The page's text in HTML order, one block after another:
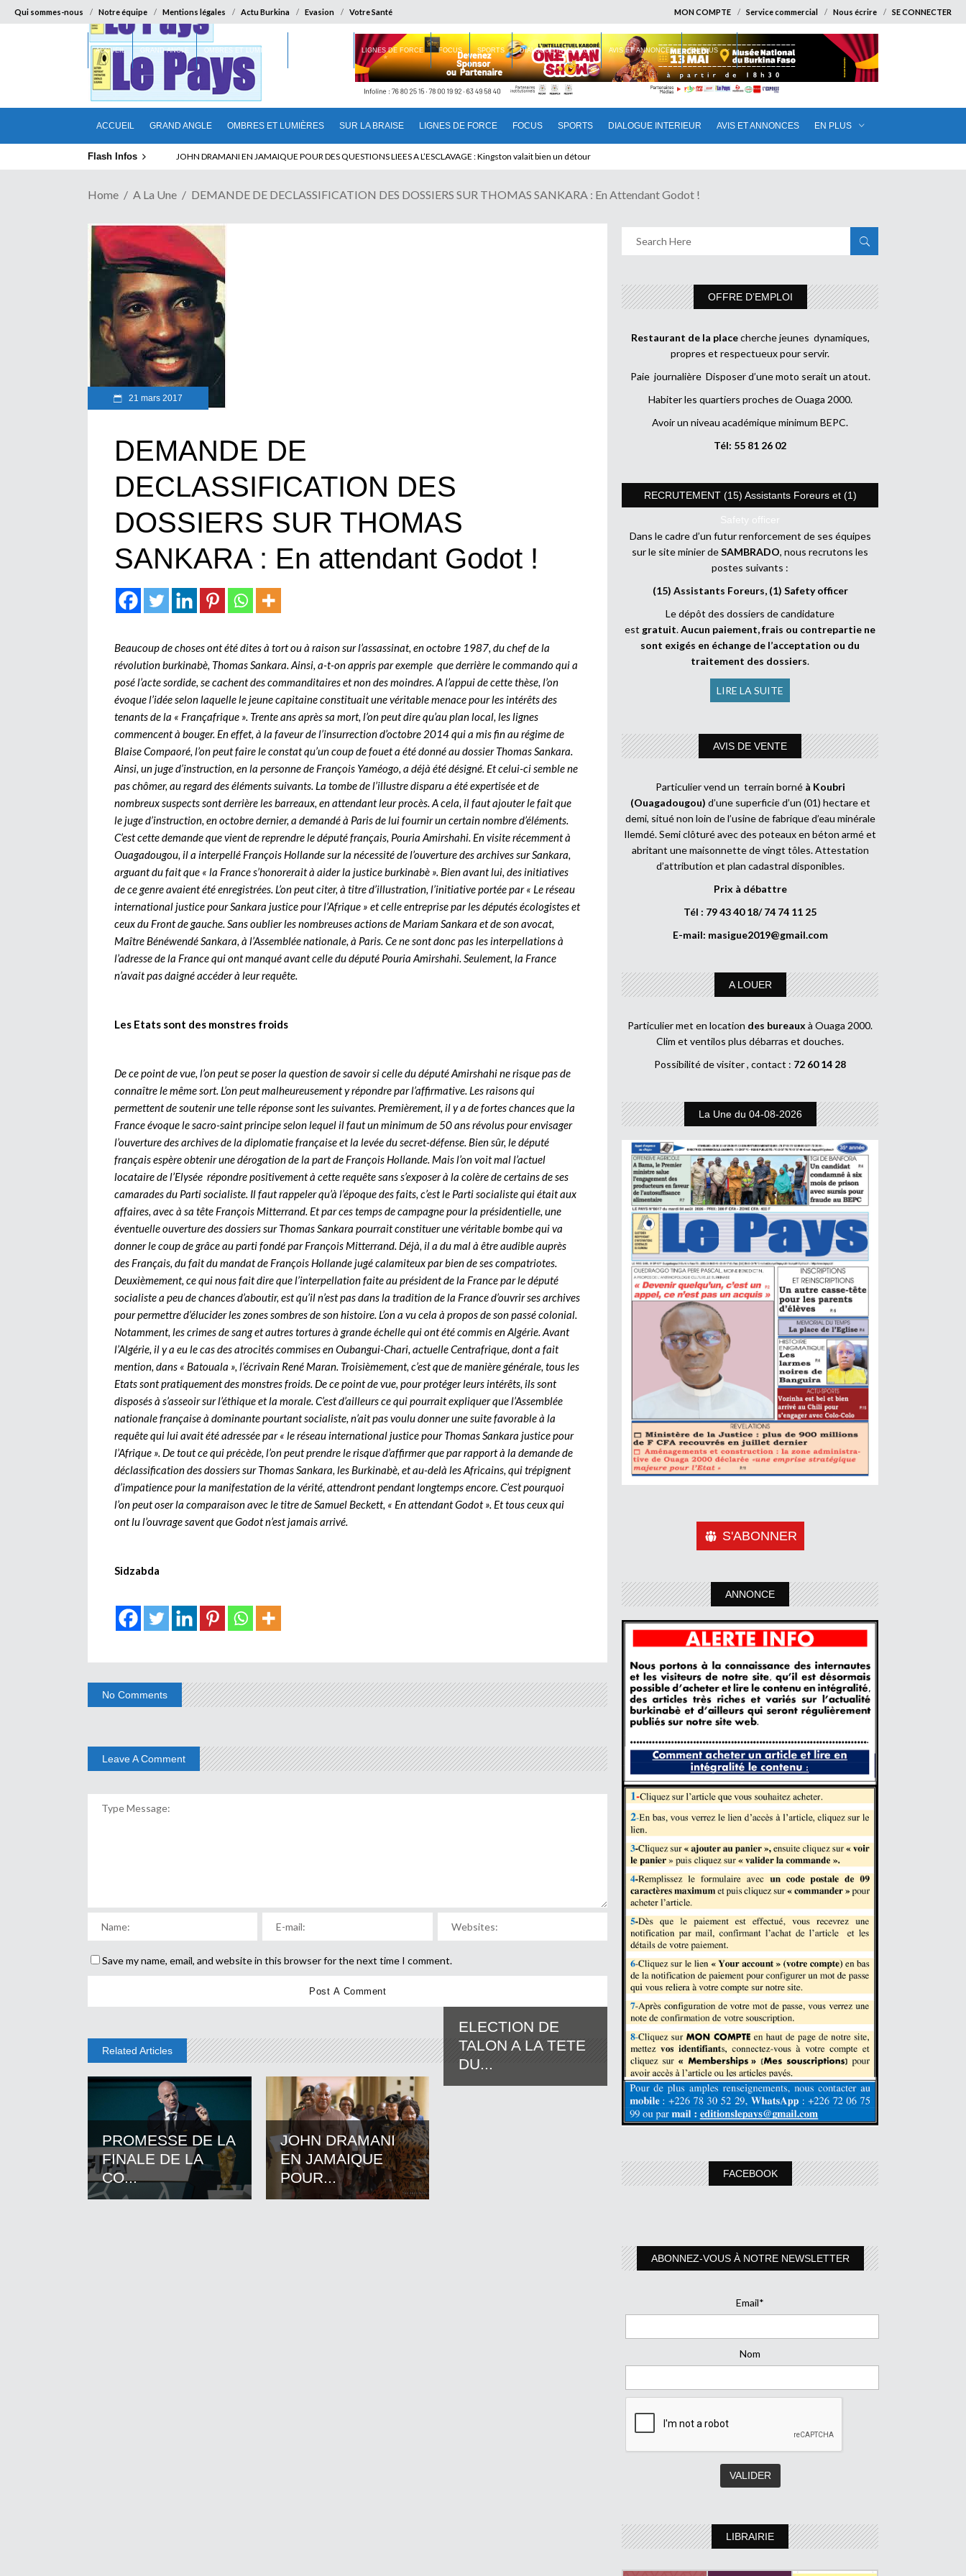
Qui sommes-nous Notre équipe Mentions légales Actu Burkina Evasion Votre Santé MON COMPTE Service commercial Nous écrire SE CONNECTER
ACCUEIL GRAND ANGLE OMBRES ET LUMIÈRES SUR LA BRAISE LIGNES DE FORCE FOCUS SPORTS DIALOGUE INTERIEUR AVIS ET ANNONCES EN PLUS
ACCUEIL GRAND ANGLE OMBRES ET LUMIÈRES LIGNES DE FORCE FOCUS SPORTS DIALOGUE INTERIEUR AVIS ET ANNONCES EN PLUS
Flash Infos ELECTION DE TALON A LA TETE DU SENAT BENINOIS : Quand Patrice quitte le pouvoir sans partir !
Home A La Une DEMANDE DE DECLASSIFICATION DES DOSSIERS SUR THOMAS SANKARA : En Attendant Godot !
21 mars 2017
DEMANDE DE
DECLASSIFICATION DES
DOSSIERS SUR THOMAS
SANKARA : En attendant Godot !
Beaucoup de choses ont été dites à tort ou à raison sur l’assassinat, en octobre 1987, du chef de la
révolution burkinabè, Thomas Sankara. Ainsi, a-t-on appris par exemple que derrière le commando qui a
posé l’acte sordide, se cachent des commanditaires et non des moindres. A l’appui de cette thèse, l’on
évoque l’idée selon laquelle le jeune capitaine constituait une véritable menace pour les intérêts des
tenants de la « Françafrique ». Trente ans après sa mort, l’on peut dire qu’au plan local, les lignes
commencent à bouger. En effet, à la faveur de l’insurrection d’octobre 2014 qui a mis fin au régime de
Blaise Compaoré, l’on peut faire le constat qu’un coup de fouet a été donné au dossier Thomas Sankara.
Ainsi, un juge d’instruction, en la personne de François Yaméogo, a déjà été désigné. Et celui-ci semble ne
pas chômer, au regard des éléments suivants. La tombe de l’illustre disparu a été expertisée et de
nombreux suspects sont derrière les barreaux, en attendant leur procès. A cela, il faut ajouter le fait que
le juge d’instruction, en octobre dernier, a demandé à Paris de lui fournir un certain nombre d’éléments.
C’est cette demande que vient de reprendre le député français, Pouria Amirshahi. En visite récemment à
Ouagadougou, il a interpellé François Hollande sur la nécessité de l’ouverture des archives sur Sankara,
arguant du fait que « la France s’honorerait à aider la justice burkinabè ». Bien avant lui, des initiatives
de ce genre avaient été enregistrées. L’on peut citer, à titre d’illustration, l’initiative portée par « Le réseau
international justice pour Sankara justice pour l’Afrique » et celle entreprise par les députés écologistes et
ceux du Front de gauche. Sans oublier les nombreuses actions de Mariam Sankara et de son avocat,
Maître Bénéwendé Sankara, à l’Assemblée nationale, à Paris. Ce ne sont donc pas les interpellations à
l’adresse de la France qui ont manqué avant celle du député Pouria Amirshahi. Seulement, la France
n’avait pas daigné accéder à leur requête.
Les Etats sont des monstres froids
De ce point de vue, l’on peut se poser la question de savoir si celle du député Amirshahi ne risque pas de
connaître le même sort. L’on peut malheureusement y répondre par l’affirmative. Les raisons qui
permettent de soutenir une telle réponse sont les suivantes. Premièrement, il y a de fortes chances que la
France évoque le sacro-saint principe selon lequel il faut un minimum de 50 ans révolus pour envisager
l’ouverture des archives de la diplomatie française et la levée du secret-défense. Bien sûr, le député
français espère obtenir une dérogation de la part de François Hollande. Mais l’on voit mal l’actuel
locataire de l’Elysée répondre positivement à cette requête sans s’exposer à la colère de certains de ses
camarades du Parti socialiste. Il faut rappeler qu’à l’époque des faits, c’est le Parti socialiste qui était aux
affaires, avec à sa tête François Mitterrand. Et par ces temps de campagne pour la présidentielle, une
éventuelle ouverture des dossiers sur Thomas Sankara pourrait constituer une véritable bombe qui va
donner le coup de grâce au parti fondé par François Mitterrand. Déjà, il a du mal à être audible auprès
des Français, du fait du mandat de François Hollande jugé calamiteux par bien de ses compatriotes.
Deuxièmement, ce qui nous fait dire que l’interpellation faite au président de la France par le député
socialiste a peu de chances d’aboutir, est qu’il n’est pas dans la tradition de la France d’ouvrir ses archives
pour permettre d’élucider les zones sombres de son histoire. L’on a vu cela à propos de son passé colonial.
Notamment, les crimes de sang et autres tortures à grande échelle qui ont été commis en Algérie. Avant
l’Algérie, il y a eu le cas des atrocités commises en Oubangui-Chari, actuelle Centrafrique, dont a fait
mention, dans « Batouala », l’écrivain René Maran. Troisièmement, c’est que de manière générale, tous les
Etats sont pratiquement des monstres froids. De ce point de vue, pour protéger leurs intérêts, ils sont
disposés à s’asseoir sur l’éthique et la morale. C’est d’ailleurs ce qui pourrait expliquer que l’Assemblée
nationale française à dominante pourtant socialiste, n’ait pas voulu donner une suite favorable à la
requête qui lui avait été adressée par « le réseau international justice pour Thomas Sankara justice pour
l’Afrique ». De tout ce qui précède, l’on peut prendre le risque d’affirmer que par rapport à la demande de
déclassification des dossiers sur Thomas Sankara, les Burkinabè, et au-delà les Africains, qui trépignent
d’impatience pour la manifestation de la vérité, attendront pendant longtemps encore. C’est pourquoi
l’on peut oser la comparaison avec le titre de Samuel Beckett, « En attendant Godot ». Et tous ceux qui
ont lu l’ouvrage savent que Godot n’est jamais arrivé.
Sidzabda
No Comments
Leave A Comment
Save my name, email, and website in this browser for the next time I comment.
Related Articles
PROMESSE DE LA
FINALE DE LA
CO...
JOHN DRAMANI
EN JAMAIQUE
POUR...
ELECTION DE
TALON A LA TETE
DU...
OFFRE D’EMPLOI
Restaurant de la placecherche jeunes dynamiques,
propres et respectueux pour servir.
Paie journalière Disposer d’une moto serait un atout.
Habiter les quartiers proches de Ouaga 2000.
Avoir un niveau académique minimum BEPC.
Tél: 55 81 26 02
RECRUTEMENT (15) Assistants Foreurs et (1)
Safety officer
Dans le cadre d’un futur renforcement de ses équipes
sur le site minier deSAMBRADO, nous recrutons les
postes suivants :
(15) Assistants Foreurs, (1) Safety officer
Le dépôt des dossiers de candidature
est gratuit.Aucun paiement, frais ou contrepartie ne
sont exigés en échange de l’acceptation ou du
traitement des dossiers.
LIRE LA SUITE
AVIS DE VENTE
Particulier vend un terrain borné à Koubri
(Ouagadougou) d’une superficie d’un (01) hectare et
demi, situé non loin de l’usine de fabrique d’eau minérale
Ilemdé. Semi clôturé avec des poteaux en béton armé et
abritant une maisonnette de vingt tôles. Attestation
d’attribution et plan cadastral disponibles.
Prix à débattre
Tél : 79 43 40 18/ 74 74 11 25
E-mail: masigue2019@gmail.com
A LOUER
Particulier met en location des bureaux à Ouaga 2000.
Clim et ventilos plus débarras et douches.
Possibilité de visiter , contact : 72 60 14 28
La Une du 04-08-2026
S'ABONNER
ANNONCE
FACEBOOK
ABONNEZ-VOUS À NOTRE NEWSLETTER
Email*
Nom
LIBRAIRIE